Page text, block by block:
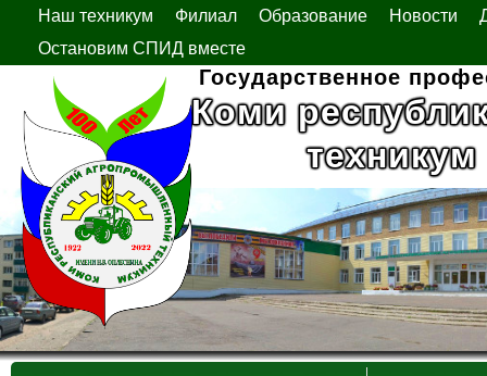
Наш техникум Филиал Образование Новости
Остановим СПИД вместе
Государственное
Коми